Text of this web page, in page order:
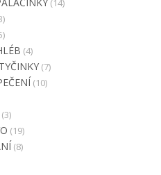
(14)
(4)
(7)
(10)
(3)
(19)
(8)